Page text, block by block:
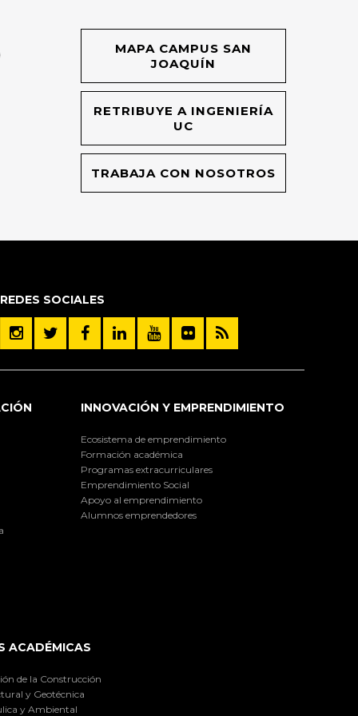
MAPA CAMPUS SAN
JOAQUÍN
RETRIBUYE A INGENIERÍA
UC
TRABAJA CON NOSOTROS
REDES SOCIALES
INNOVACIÓN Y EMPRENDIMIENTO
Ecosistema de emprendimiento
Formación académica
Programas extracurriculares
Emprendimiento Social
Apoyo al emprendimiento
Alumnos emprendedores
ACADÉMICAS
de la Construcción
y Geotécnica
y Ambiental